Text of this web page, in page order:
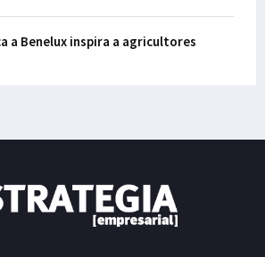
a Benelux inspira a agricultores